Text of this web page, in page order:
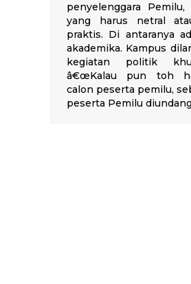
penyelenggara
yang harus netral
praktis. Di antaranya
akademika. Kampus
kegiatan politik
â€œKalau pun toh
calon peserta pemilu,
peserta Pemilu